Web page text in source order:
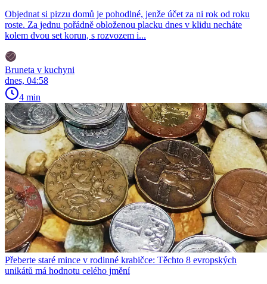
Objednat si pizzu domů je pohodlné, jenže účet za ni rok od roku
roste. Za jednu pořádně obloženou placku dnes v klidu necháte
kolem dvou set korun, s rozvozem i...
Bruneta v kuchyni
dnes, 04:58
4 min
Přeberte staré mince v rodinné krabičce: Těchto 8 evropských
unikátů má hodnotu celého jmění